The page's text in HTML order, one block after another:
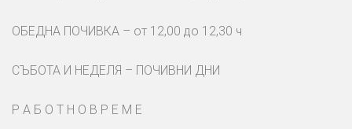
ОБЕДНА ПОЧИВКА – от 12,00 до 12,30 ч
СЪБОТА И НЕДЕЛЯ – ПОЧИВНИ ДНИ
Р А Б О Т Н О В Р Е М Е